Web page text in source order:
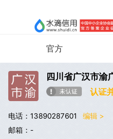
官方
四川省广汉市渝
认证
电话：13890287601
编辑 >
邮箱：-